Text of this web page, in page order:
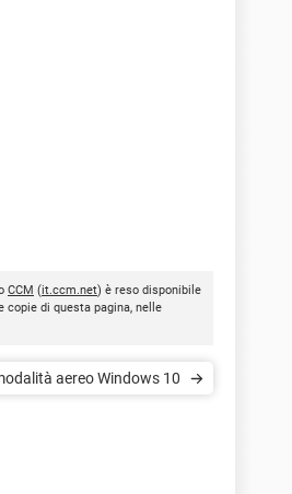
CCM (it.ccm.net) è reso disponibile
copie di questa pagina, nelle
aereo Windows 10